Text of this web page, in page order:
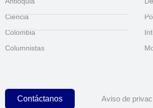
Ciencia
Colombia
Columnistas
Contáctanos Aviso de